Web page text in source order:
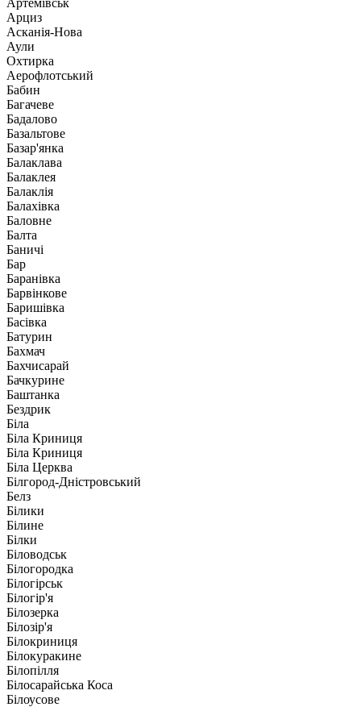
Артемівськ
Арциз
Асканія-Нова
Аули
Охтирка
Аерофлотський
Бабин
Багачеве
Бадалово
Базальтове
Базар'янка
Балаклава
Балаклея
Балаклія
Балахівка
Баловне
Балта
Баничі
Бар
Баранівка
Барвінкове
Баришівка
Басівка
Батурин
Бахмач
Бахчисарай
Бачкурине
Баштанка
Бездрик
Біла
Біла Криниця
Біла Криниця
Біла Церква
Білгород-Дністровський
Белз
Білики
Білине
Білки
Біловодськ
Білогородка
Білогірськ
Білогір'я
Білозерка
Білозір'я
Білокриниця
Білокуракине
Білопілля
Білосарайська Коса
Білоусове